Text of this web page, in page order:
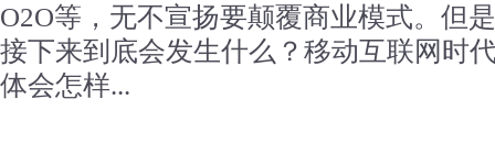
O2O等，无不宣扬要颠覆商业模式。但
接下来到底会发生什么？移动互联网时
体会怎样...